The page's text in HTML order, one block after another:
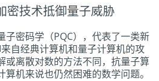
密技术抵御量子威胁
子密码学（PQC），代表了一类新
自经典计算机和量子计算机的攻
或离散对数的方法不同，抗量子算
机来说也仍然困难的数学问题。